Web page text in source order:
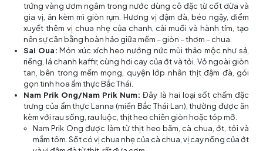
trứng vàng ươm ngâm trong nước dùng cô đặc từ cốt dừa và
gia vị, ăn kèm mì giòn rụm. Hương vị đậm đà, béo ngậy, điểm
xuyết thêm vị chua nhẹ của chanh, cải muối và hành tím, tạo
nên sự cân bằng hoàn hảo giữa mềm – giòn – thơm – chua.
Sai Oua:Món xúc xích heo nướng nức mùi thảo mộc như sả,
riềng, lá chanh kaffir, cùng hơi cay của ớt và tỏi. Vỏ ngoài giòn
tan, bên trong mềm mọng, quyện lớp nhân thịt đậm đà, gói
gọn tinh hoa ẩm thực Bắc Thái.
Nam Prik Ong/Nam Prik Num:Đây là hai loại sốt chấm đặc
trưng của ẩm thực Lanna (miền Bắc Thái Lan), thường được ăn
kèm với rau sống, rau luộc, thịt heo chiên giòn hoặc tóp mỡ.
Nam Prik Ong được làm từ thịt heo băm, cà chua, ớt, tỏi và
mắm tôm. Sốt có vị chua nhẹ của cà chua, vị cay nồng của ớt